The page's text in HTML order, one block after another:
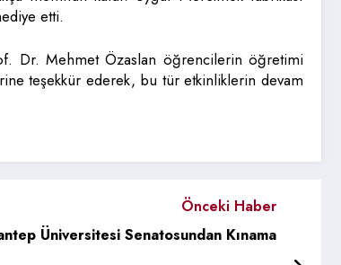
etti.
Dr. Mehmet Özaslan öğrencilerin öğretimi
teşekkür ederek, bu tür etkinliklerin devam
Önceki Haber
Üniversitesi Senatosundan Kınama